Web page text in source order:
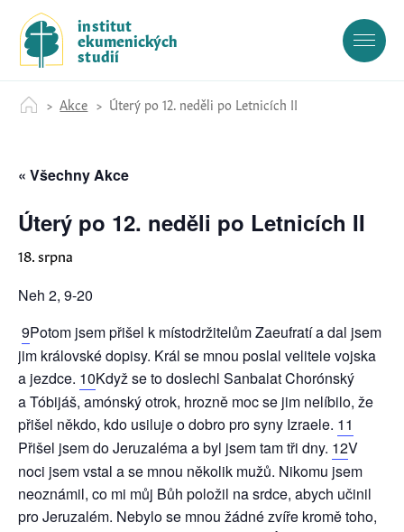
institut
ekumenických
studií
Akce Úterý po 12. neděli po Letnicích II
« Všechny Akce
Úterý po 12. neděli po Letnicích II
18. srpna
Neh 2, 9-20
9Potom jsem přišel k místodržitelům Zaeufratí a dal jsem
jim královské dopisy. Král se mnou poslal velitele vojska
a jezdce. 10Když se to doslechl Sanbalat Chorónský
a Tóbijáš, amónský otrok, hrozně moc se jim nelíbilo, že
přišel někdo, kdo usiluje o dobro pro syny Izraele. 11
Přišel jsem do Jeruzaléma a byl jsem tam tři dny. 12V
noci jsem vstal a se mnou několik mužů. Nikomu jsem
neoznámil, co mi můj Bůh položil na srdce, abych učinil
pro Jeruzalém. Nebylo se mnou žádné zvíře kromě toho,